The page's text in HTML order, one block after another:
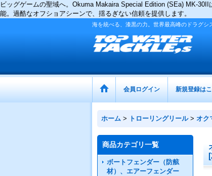
ビッグゲームの聖域へ。Okuma Makaira Special Edition (SEa) MK-
能。過酷なオフショアシーンで、揺るぎない信頼を提供します。
海を統べる、漆黒の力。世界最高峰のドラグシ
会員ログイン 新規登録は
ホーム > トローリングリール > オク
商品カテゴリ一覧
ボートフェンダー（防舷
材）、エアーフェンダー
[